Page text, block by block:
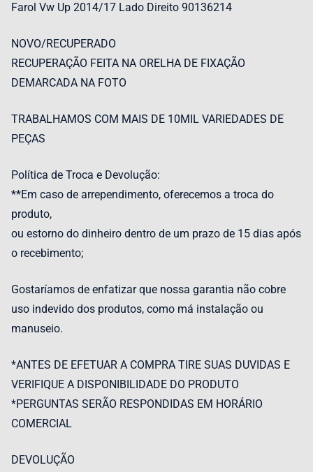
Farol Vw Up 2014/17 Lado Direito 90136214
NOVO/RECUPERADO
RECUPERAÇÃO FEITA NA ORELHA DE FIXAÇÃO
DEMARCADA NA FOTO
TRABALHAMOS COM MAIS DE 10MIL VARIEDADES DE
PEÇAS
Política de Troca e Devolução:
**Em caso de arrependimento, oferecemos a troca do
produto,
ou estorno do dinheiro dentro de um prazo de 15 dias após
o recebimento;
Gostaríamos de enfatizar que nossa garantia não cobre
uso indevido dos produtos, como má instalação ou
manuseio.
*ANTES DE EFETUAR A COMPRA TIRE SUAS DUVIDAS E
VERIFIQUE A DISPONIBILIDADE DO PRODUTO
*PERGUNTAS SERÃO RESPONDIDAS EM HORÁRIO
COMERCIAL
DEVOLUÇÃO